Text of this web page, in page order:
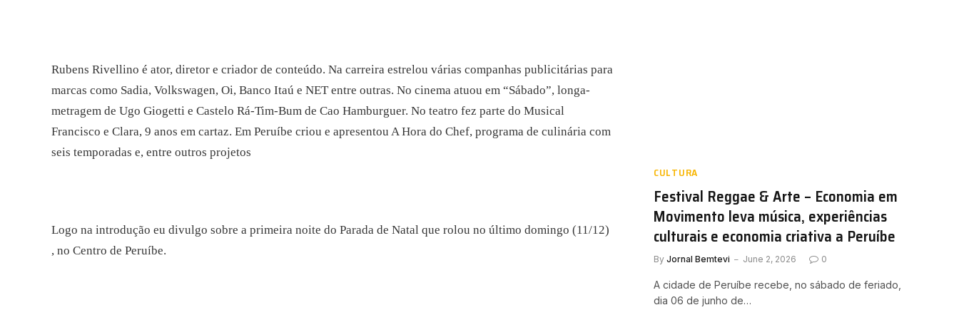
Rubens Rivellino é ator, diretor e criador de conteúdo. Na carreira estrelou várias companhas publicitárias para
marcas como Sadia, Volkswagen, Oi, Banco Itaú e NET entre outras. No cinema atuou em “Sábado”, longa-
metragem de Ugo Giogetti e Castelo Rá-Tim-Bum de Cao Hamburguer. No teatro fez parte do Musical
Francisco e Clara, 9 anos em cartaz. Em Peruíbe criou e apresentou A Hora do Chef, programa de culinária com
seis temporadas e, entre outros projetos
Logo na introdução eu divulgo sobre a primeira noite do Parada de Natal que rolou no último domingo (11/12)
, no Centro de Peruíbe.
CULTURA
Festival Reggae & Arte – Economia em
Movimento leva música, experiências
culturais e economia criativa a Peruíbe
By Jornal Bemtevi June 2, 2026 0
A cidade de Peruíbe recebe, no sábado de feriado,
dia 06 de junho de…